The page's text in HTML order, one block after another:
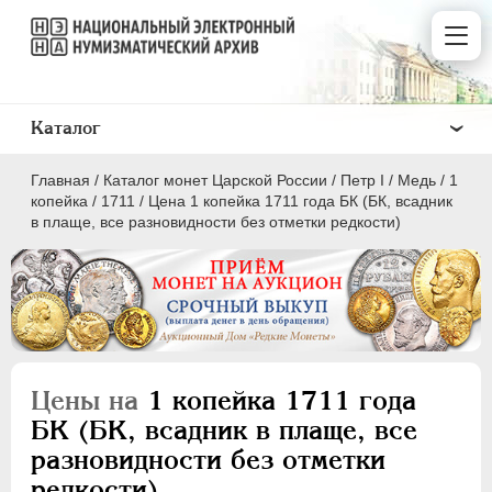
Главная / Каталог монет Царской России / Пeтр I / Медь / 1
копейка / 1711 / Цена 1 копейка 1711 года БК (БК, всадник
в плаще, все разновидности без отметки редкости)
Цены на 1 копейка 1711 года
БК (БК, всадник в плаще, все
разновидности без отметки
Каталог
ПEТР I 1699 - 1725
Серебро
Медь
5 копеек